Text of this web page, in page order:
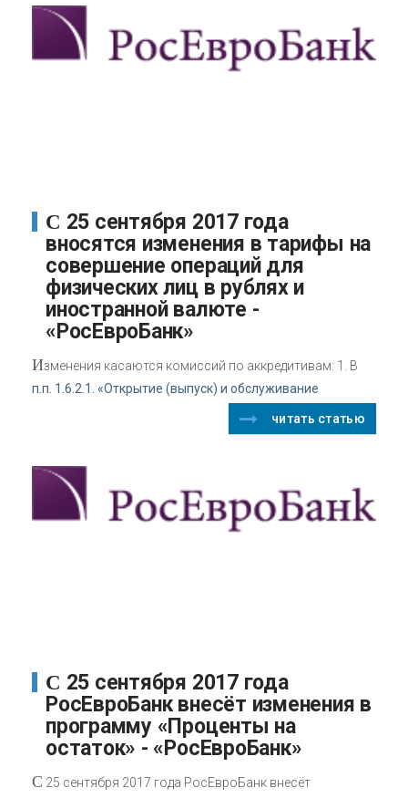
С 25 сентября 2017 года
вносятся изменения в тарифы на
совершение операций для
физических лиц в рублях и
иностранной валюте -
«РосЕвроБанк»
Изменения касаются комиссий по аккредитивам: 1. В
п.п. 1.6.2.1. «Открытие (выпуск) и обслуживание
читать статью
С 25 сентября 2017 года
РосЕвроБанк внесёт изменения в
программу «Проценты на
остаток» - «РосЕвроБанк»
С 25 сентября 2017 года РосЕвроБанк внесёт